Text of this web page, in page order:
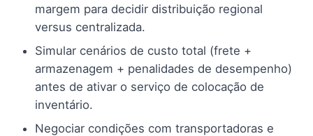
margem para decidir distribuição regional
versus centralizada.
Simular cenários de custo total (frete +
armazenagem + penalidades de desempenho)
antes de ativar o serviço de colocação de
inventário.
Negociar condições com transportadoras e